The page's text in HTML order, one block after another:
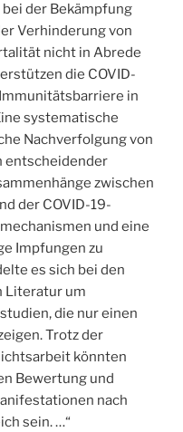
der Bekämpfung
Verhinderung von
nicht in Abrede
die COVID-
in
systematische
Nachverfolgung von
entscheidender
zwischen
der COVID-19-
und eine
Impfungen zu
es sich bei den
Literatur um
die nur einen
Trotz der
könnten
Bewertung und
nach
sein. …“